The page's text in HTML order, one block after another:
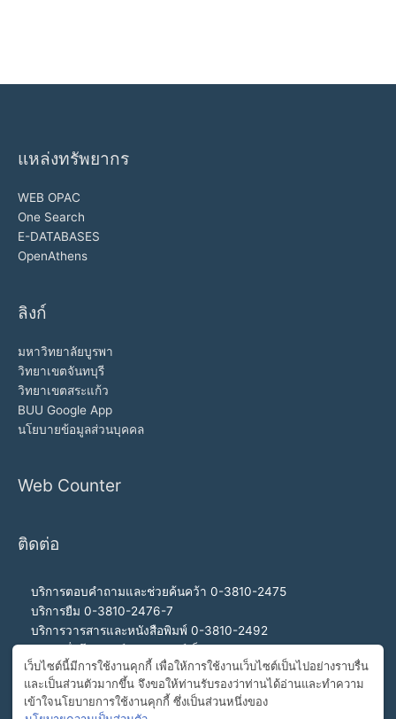
แหล่งทรัพยากร
WEB OPAC
One Search
E-DATABASES
OpenAthens
ลิงก์
มหาวิทยาลัยบูรพา
วิทยาเขตจันทบุรี
วิทยาเขตสระแก้ว
BUU Google App
นโยบายข้อมูลส่วนบุคคล
Web Counter
ติดต่อ
บริการตอบคำถามและช่วยค้นคว้า 0-3810-2475
บริการยืม 0-3810-2476-7
บริการวารสารและหนังสือพิมพ์ 0-3810-2492
สำนักงานผู้อำนวยการ 0-3810-2460, 0-3810-2465
สายด่วนผู้อำนวยการ 092-989-2993
อีเมล buulibrary@buu.ac.th
เว็บไซต์นี้มีการใช้งานคุกกี้ เพื่อให้การใช้งานเว็บไซต์เป็นไปอย่างราบรื่น
และเป็นส่วนตัวมากขึ้น จึงขอให้ท่านรับรองว่าท่านได้อ่านและทำความ
เข้าใจนโยบายการใช้งานคุกกี้ ซึ่งเป็นส่วนหนึ่งของ